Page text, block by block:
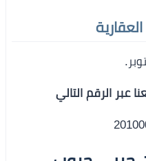
عبر الرقم التالي